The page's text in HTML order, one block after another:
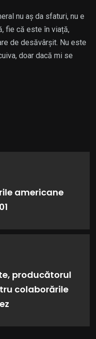
nu aș da sfaturi, nu e
fie că este în viață,
de desăvârșit. Nu este
doar dacă mi se
americane
producătorul
colaborările